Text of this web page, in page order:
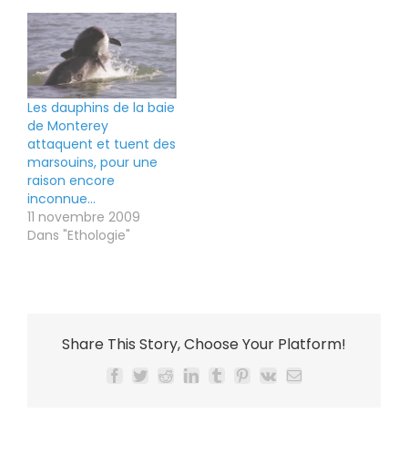
Les dauphins de la baie
de Monterey
attaquent et tuent des
marsouins, pour une
raison encore
inconnue…
11 novembre 2009
Dans "Ethologie"
Share This Story, Choose Your Platform!
Facebook
TwitterRedditLinkedIn
TumblrPinterest
Vk Email